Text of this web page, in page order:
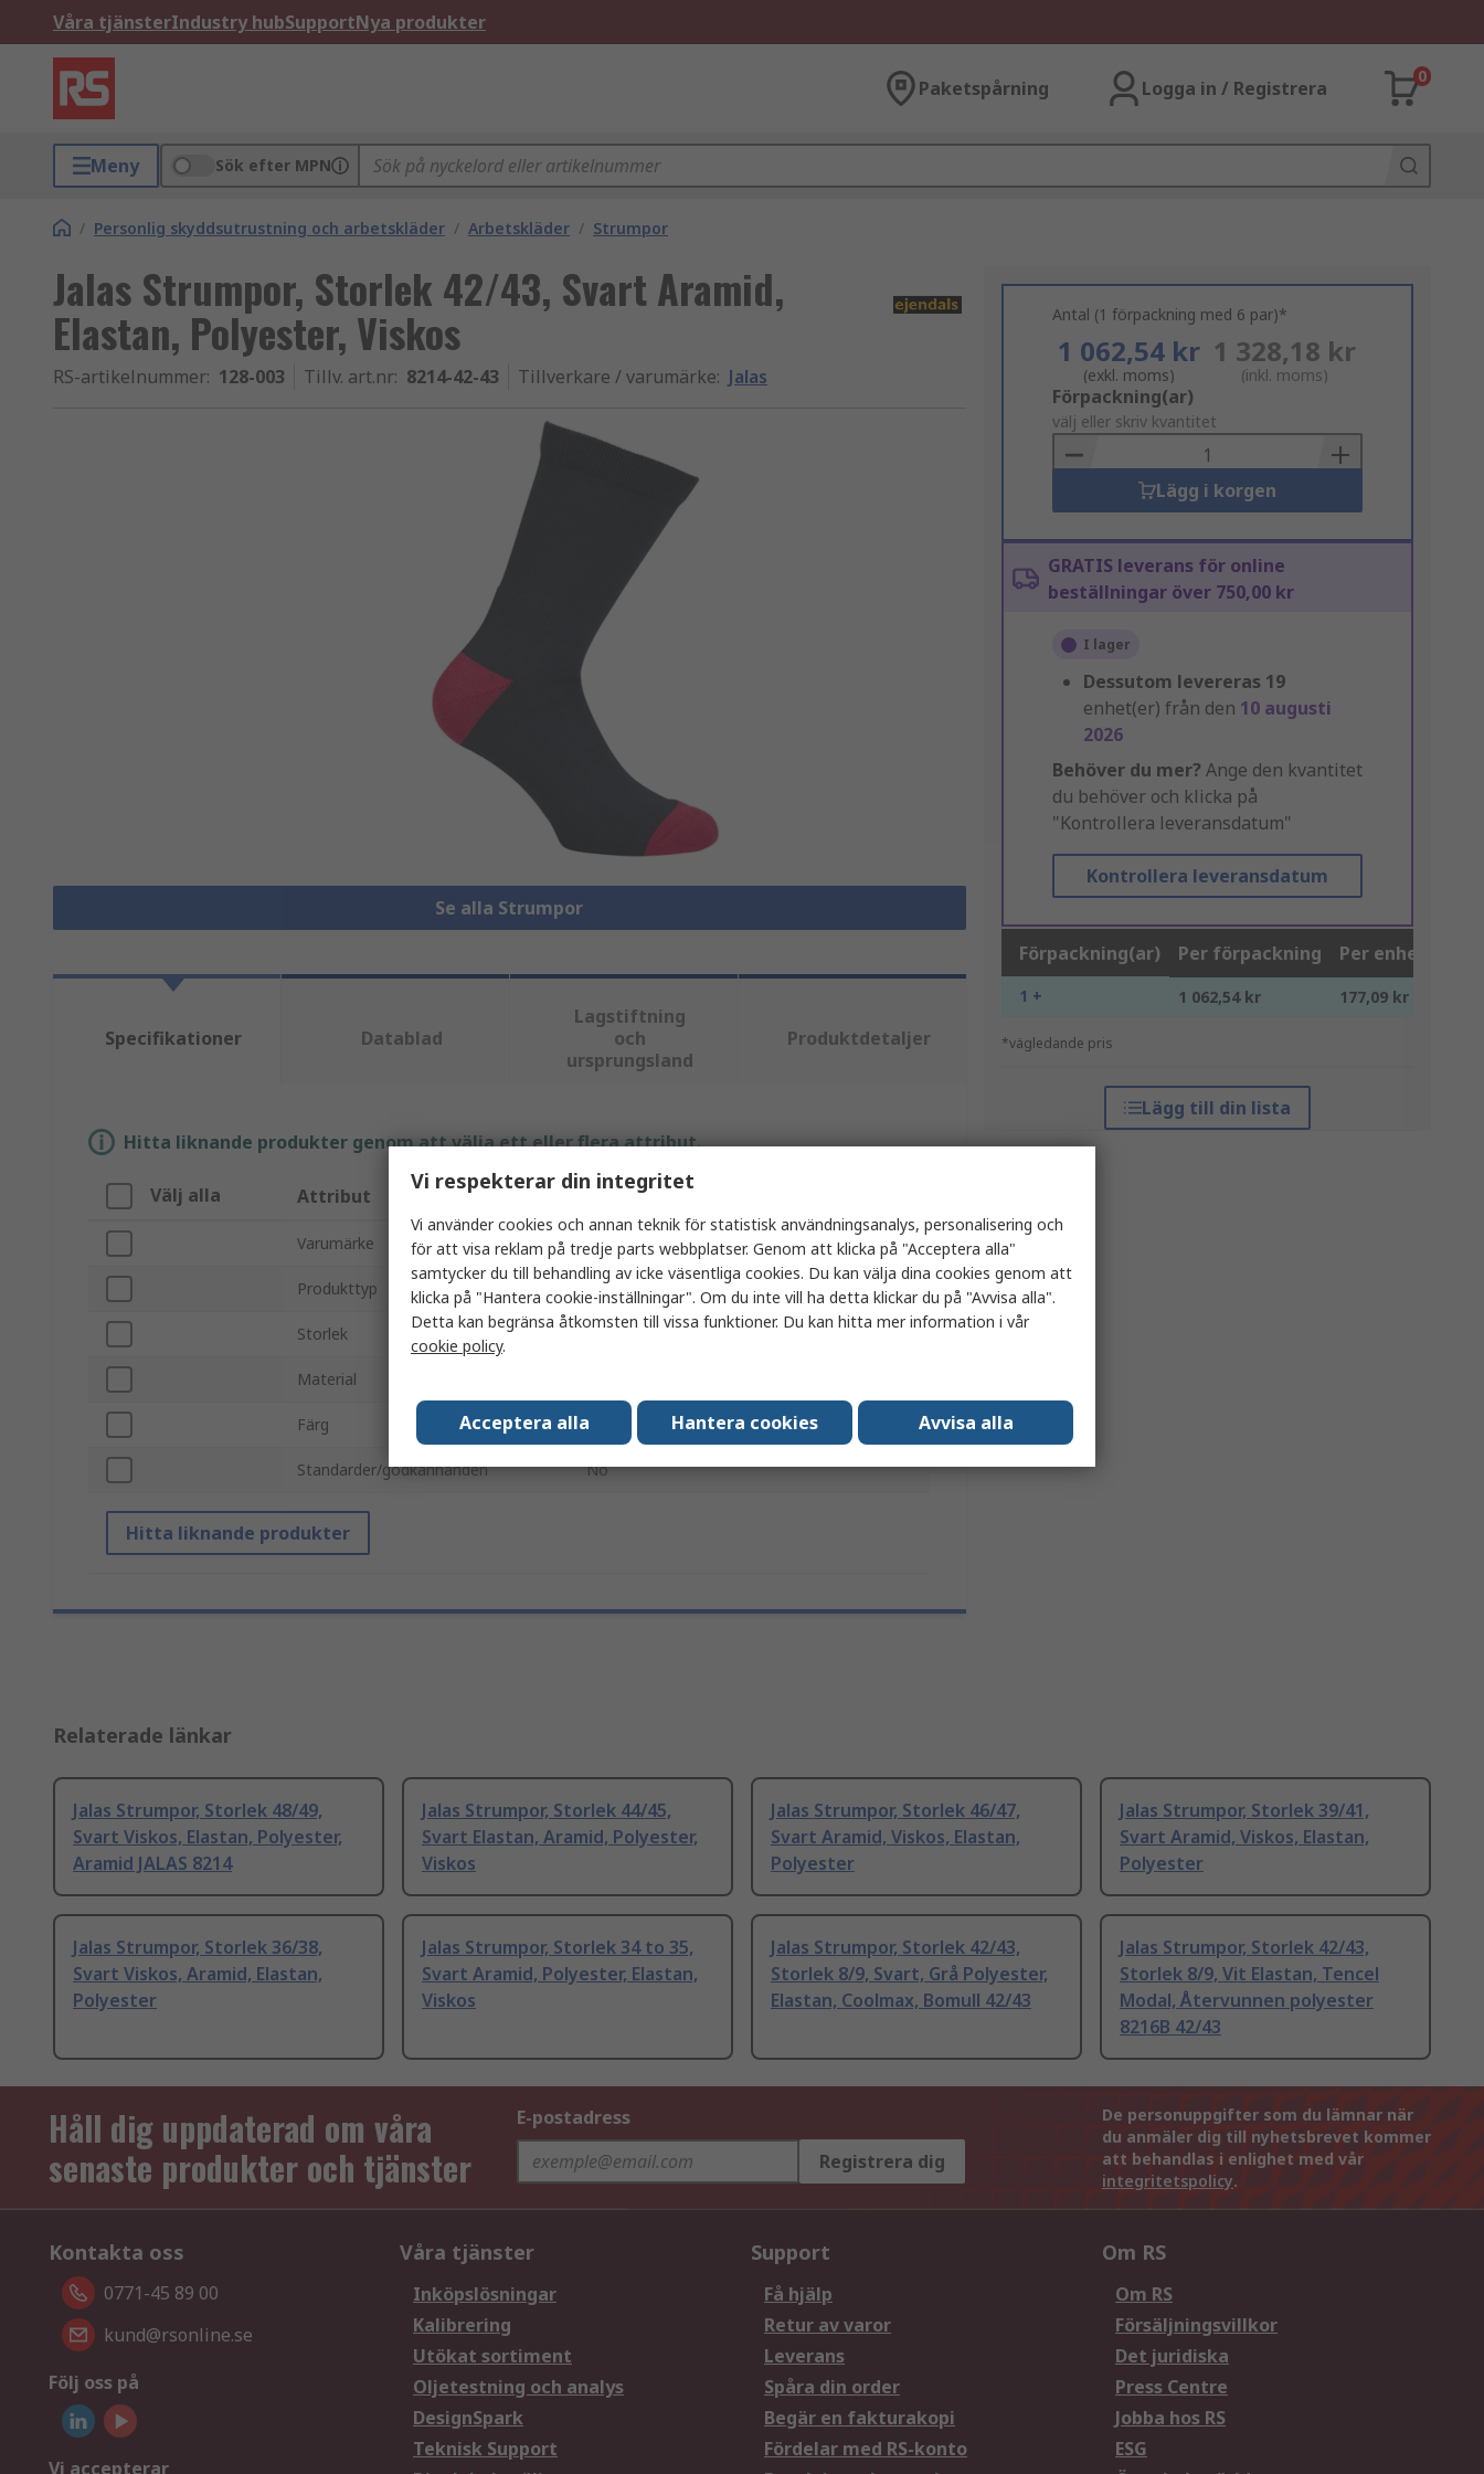
Våra tjänsterIndustry hubSupportNya produkter
Paketspårning Logga in / Registrera
0
Meny Sök efter MPN
/ Personlig skyddsutrustning och arbetskläder / Arbetskläder / Strumpor
Jalas Strumpor, Storlek 42/43, Svart Aramid,
Elastan, Polyester, Viskos
RS-artikelnummer: 128-003 Tillv. art.nr: 8214-42-43 Tillverkare / varumärke: Jalas
Se alla Strumpor
Antal (1 förpackning med 6 par)*
1 062,54 kr
(exkl. moms)
1 328,18 kr
(inkl. moms)
Add
to
Basket
Förpackning(ar)
välj eller skriv kvantitet
Lägg i korgen
GRATIS leverans för online
beställningar över 750,00 kr
I lager
Dessutom levereras 19
enhet(er) från den 10 augusti
2026
Behöver du mer? Ange den kvantitet
du behöver och klicka på
"Kontrollera leveransdatum"
Kontrollera leveransdatum
Förpackning(ar) Per förpackning Per enhet*
1 + 1 062,54 kr 177,09 kr
*vägledande pris
Lägg till din lista
Specifikationer Datablad
Lagstiftning
och
ursprungsland
Produktdetaljer
Hitta liknande produkter genom att välja ett eller flera attribut.
Välj alla Attribut Värde
Varumärke Jalas
Produkttyp Strumpor
Storlek 42/43
Material
Färg Svart
Standarder/godkännanden No
Hitta liknande produkter
Relaterade länkar
Jalas Strumpor, Storlek 48/49,
Svart Viskos, Elastan, Polyester,
Aramid JALAS 8214
Jalas Strumpor, Storlek 44/45,
Svart Elastan, Aramid, Polyester,
Viskos
Jalas Strumpor, Storlek 46/47,
Svart Aramid, Viskos, Elastan,
Polyester
Jalas Strumpor, Storlek 39/41,
Svart Aramid, Viskos, Elastan,
Polyester
Jalas Strumpor, Storlek 36/38,
Svart Viskos, Aramid, Elastan,
Polyester
Jalas Strumpor, Storlek 34 to 35,
Svart Aramid, Polyester, Elastan,
Viskos
Jalas Strumpor, Storlek 42/43,
Storlek 8/9, Svart, Grå Polyester,
Elastan, Coolmax, Bomull 42/43
Jalas Strumpor, Storlek 42/43,
Storlek 8/9, Vit Elastan, Tencel
Modal, Återvunnen polyester
8216B 42/43
Håll dig uppdaterad om våra
senaste produkter och tjänster
E-postadress
Registrera dig
De personuppgifter som du lämnar när
du anmäler dig till nyhetsbrevet kommer
att behandlas i enlighet med vår
integritetspolicy.
Kontakta oss
0771-45 89 00
kund@rsonline.se
Följ oss på
Vi accepterar
Våra tjänster
Inköpslösningar
Kalibrering
Utökat sortiment
Oljetestning och analys
DesignSpark
Teknisk Support
Support
Få hjälp
Retur av varor
Leverans
Spåra din order
Begär en fakturakopi
Fördelar med RS-konto
Om RS
Om RS
Försäljningsvillkor
Det juridiska
Press Centre
Jobba hos RS
ESG
Vi respekterar din integritet
Vi använder cookies och annan teknik för statistisk användningsanalys, personalisering och
för att visa reklam på tredje parts webbplatser. Genom att klicka på "Acceptera alla"
samtycker du till behandling av icke väsentliga cookies. Du kan välja dina cookies genom att
klicka på "Hantera cookie-inställningar". Om du inte vill ha detta klickar du på "Avvisa alla".
Detta kan begränsa åtkomsten till vissa funktioner. Du kan hitta mer information i vår
cookie policy.
Acceptera alla Hantera cookies Avvisa alla